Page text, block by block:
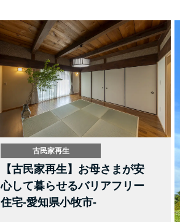
古民家再生
【古民家再生】お母さまが安
心して暮らせるバリアフリー
住宅-愛知県小牧市-